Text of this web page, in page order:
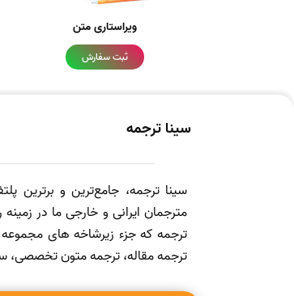
ویراستاری متن
ثبت سفارش
سینا ترجمه
سینا ترجمه، جامع‌ترین و برترین
مترجمان ایرانی و خارجی ما در
ترجمه که جزء زیرشاخه های
ترجمه مقاله، ترجمه متون تخصصی،